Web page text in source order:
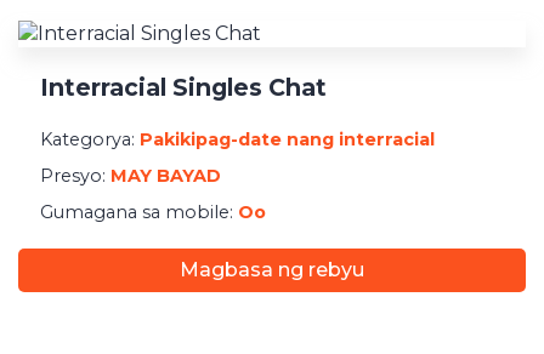
Interracial Singles Chat
Kategorya: Pakikipag-date nang interracial
Presyo: MAY BAYAD
Gumagana sa mobile: Oo
Magbasa ng rebyu